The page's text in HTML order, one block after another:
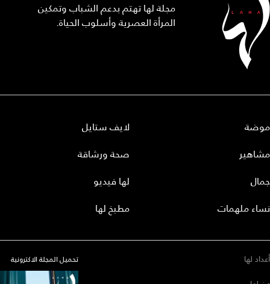
مجلة لها تهتم بدعم الشباب وتمكين
المرأة العصرية وأسلوب الحياة.
موضة
مشاهير
جمال
نساء ملهمات
لايف ستايل
صحة ورشاقة
لها فيديو
مطبخ لها
أعداد لها
تحميل المجلة الاكترونية